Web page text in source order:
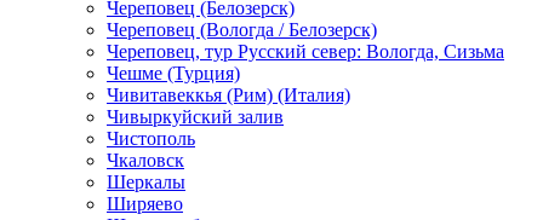
Череповец (Белозерск)
Череповец (Вологда / Белозерск)
Череповец, тур Русский север: Вологда, Сизьма
Чешме (Турция)
Чивитавеккья (Рим) (Италия)
Чивыркуйский залив
Чистополь
Чкаловск
Шеркалы
Ширяево